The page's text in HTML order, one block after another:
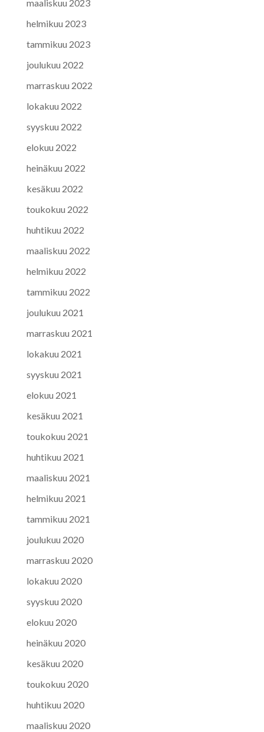
maaliskuu 2023
helmikuu 2023
tammikuu 2023
joulukuu 2022
marraskuu 2022
lokakuu 2022
syyskuu 2022
elokuu 2022
heinäkuu 2022
kesäkuu 2022
toukokuu 2022
huhtikuu 2022
maaliskuu 2022
helmikuu 2022
tammikuu 2022
joulukuu 2021
marraskuu 2021
lokakuu 2021
syyskuu 2021
elokuu 2021
kesäkuu 2021
toukokuu 2021
huhtikuu 2021
maaliskuu 2021
helmikuu 2021
tammikuu 2021
joulukuu 2020
marraskuu 2020
lokakuu 2020
syyskuu 2020
elokuu 2020
heinäkuu 2020
kesäkuu 2020
toukokuu 2020
huhtikuu 2020
maaliskuu 2020